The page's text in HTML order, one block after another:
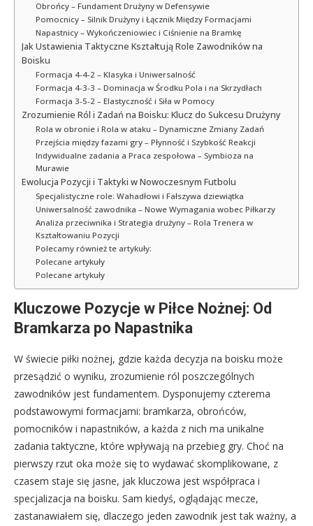
Obrońcy – Fundament Drużyny w Defensywie
Pomocnicy – Silnik Drużyny i Łącznik Między Formacjami
Napastnicy – Wykończeniowiec i Ciśnienie na Bramkę
Jak Ustawienia Taktyczne Kształtują Role Zawodników na
Boisku
Formacja 4-4-2 – Klasyka i Uniwersalność
Formacja 4-3-3 – Dominacja w Środku Pola i na Skrzydłach
Formacja 3-5-2 – Elastyczność i Siła w Pomocy
Zrozumienie Ról i Zadań na Boisku: Klucz do Sukcesu Drużyny
Rola w obronie i Rola w ataku – Dynamiczne Zmiany Zadań
Przejścia między fazami gry – Płynność i Szybkość Reakcji
Indywidualne zadania a Praca zespołowa – Symbioza na
Murawie
Ewolucja Pozycji i Taktyki w Nowoczesnym Futbolu
Specjalistyczne role: Wahadłowi i Fałszywa dziewiątka
Uniwersalność zawodnika – Nowe Wymagania wobec Piłkarzy
Analiza przeciwnika i Strategia drużyny – Rola Trenera w
Kształtowaniu Pozycji
Polecamy również te artykuły:
Polecane artykuły
Polecane artykuły
Kluczowe Pozycje w Piłce Nożnej: Od
Bramkarza po Napastnika
W świecie piłki nożnej, gdzie każda decyzja na boisku może
przesądzić o wyniku, zrozumienie ról poszczególnych
zawodników jest fundamentem. Dysponujemy czterema
podstawowymi formacjami: bramkarza, obrońców,
pomocników i napastników, a każda z nich ma unikalne
zadania taktyczne, które wpływają na przebieg gry. Choć na
pierwszy rzut oka może się to wydawać skomplikowane, z
czasem staje się jasne, jak kluczowa jest współpraca i
specjalizacja na boisku. Sam kiedyś, oglądając mecze,
zastanawiałem się, dlaczego jeden zawodnik jest tak ważny, a